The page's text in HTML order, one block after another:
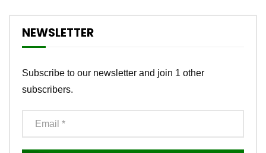
NEWSLETTER
Subscribe to our newsletter and join 1 other
subscribers.